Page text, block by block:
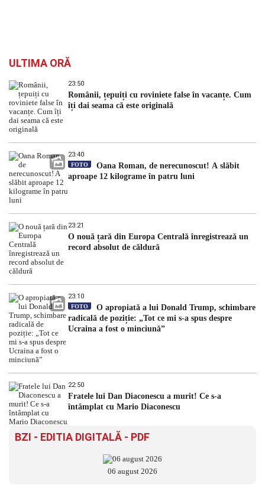
ULTIMA ORĂ
23:50
Românii, țepuiți cu roviniete false în vacanțe. Cum
îți dai seama că este originală
23:40
FOTO
Oana Roman, de nerecunoscut! A slăbit
aproape 12 kilograme în patru luni
23:21
O nouă țară din Europa Centrală înregistrează un
record absolut de căldură
23:10
FOTO
O apropiată a lui Donald Trump, schimbare
radicală de poziție: „Tot ce mi s-a spus despre
Ucraina a fost o minciună”
22:50
Fratele lui Dan Diaconescu a murit! Ce s-a
întâmplat cu Mario Diaconescu
BZI - EDITIA DIGITALĂ - PDF
06 august 2026